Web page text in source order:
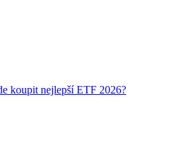
koupit nejlepší ETF 2026?